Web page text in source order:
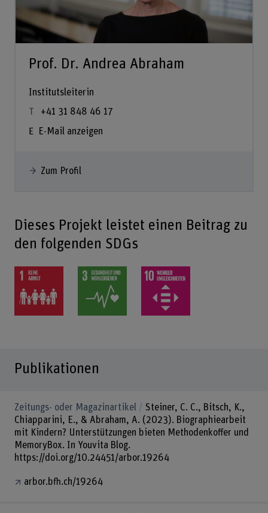
Prof. Dr. Andrea Abraham
Institutsleiterin
+41 31 848 46 17
E-Mail anzeigen
Zum Profil
Dieses Projekt leistet einen Beitrag zu
den folgenden SDGs
Publikationen
Zeitungs- oder Magazinartikel
Steiner, C. C., Bitsch, K.,
Chiapparini, E., & Abraham, A. (2023). Biographiearbeit
mit Kindern? Unterstützungen bieten Methodenkoffer und
MemoryBox. In Youvita Blog.
https://doi.org/10.24451/arbor.19264
arbor.bfh.ch/19264